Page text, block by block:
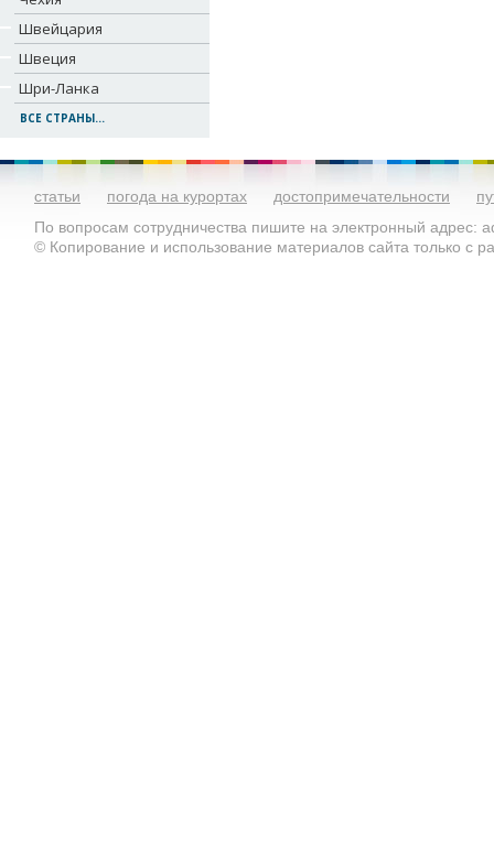
Швейцария
Швеция
Шри-Ланка
ВСЕ СТРАНЫ...
статьи погода на курортах достопримечательности
По вопросам сотрудничества пишите на электронный адрес:
© Копирование и использование материалов сайта только с